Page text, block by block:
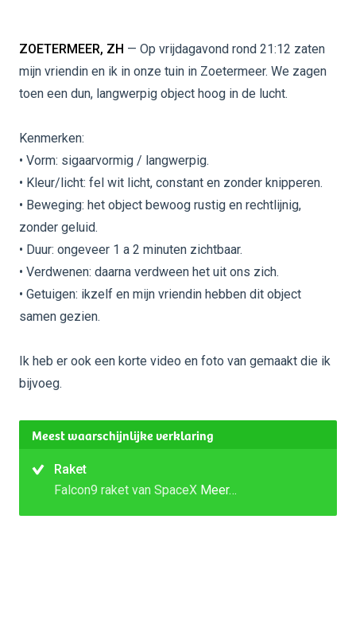
ZOETERMEER, ZH — Op vrijdagavond rond 21:12 zaten
mijn vriendin en ik in onze tuin in Zoetermeer. We zagen
toen een dun, langwerpig object hoog in de lucht.
Kenmerken:
• Vorm: sigaarvormig / langwerpig.
• Kleur/licht: fel wit licht, constant en zonder knipperen.
• Beweging: het object bewoog rustig en rechtlijnig,
zonder geluid.
• Duur: ongeveer 1 a 2 minuten zichtbaar.
• Verdwenen: daarna verdween het uit ons zich.
• Getuigen: ikzelf en mijn vriendin hebben dit object
samen gezien.
Ik heb er ook een korte video en foto van gemaakt die ik
bijvoeg.
Meest waarschijnlijke verklaring
Raket
Falcon9 raket van SpaceX Meer…